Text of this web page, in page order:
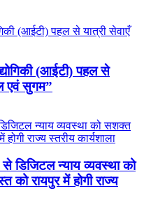
(आईटी) पहल से
एवं सुगम”
डिजिटल न्याय व्यवस्था को
रायपुर में होगी राज्य